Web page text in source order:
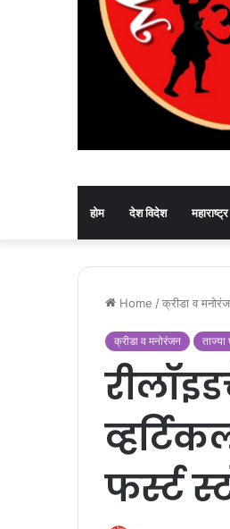
होम देश विदेश महाराष्ट्र
Home /क्रीडा व
क्रीडा व मनोरंजन ताज्या
फर्स्ट